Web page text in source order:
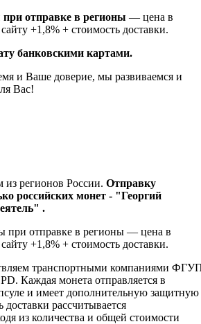
отправке в регионы — цена в
+1,8% + стоимость доставки.
банковскими картами.
и Ваше доверие, мы развиваемся и
Вас!
из регионов России. Отправку
российских монет - "Георгий
.
при отправке в регионы — цена в
+1,8% + стоимость доставки.
транспортными компаниями
Каждая монета отправляется в
и имеет дополнительную защитную
доставки рассчитывается
из количества и общей стоимости